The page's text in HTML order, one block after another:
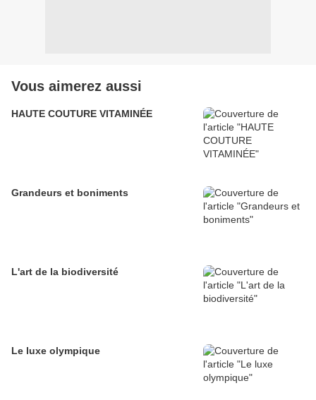
Vous aimerez aussi
HAUTE COUTURE VITAMINÉE
Grandeurs et boniments
L'art de la biodiversité
Le luxe olympique